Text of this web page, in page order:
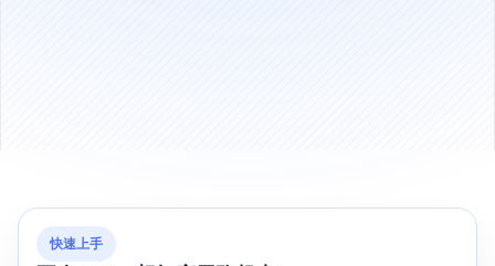
快速上手